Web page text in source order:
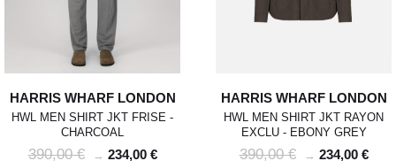
HARRIS WHARF LONDON
HWL MEN SHIRT JKT FRISE -
CHARCOAL
390,00 € → 234,00 €
HARRIS WHARF LONDON
HWL MEN SHIRT JKT RAYON
EXCLU - EBONY GREY
390,00 € → 234,00 €